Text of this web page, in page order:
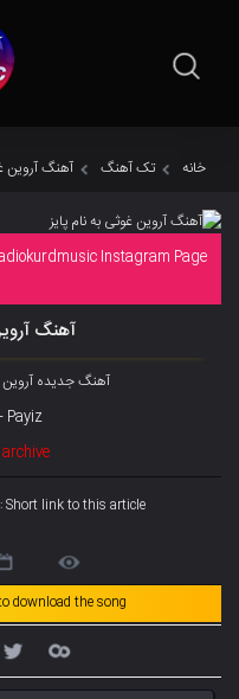
خانه تک آهنگ آهنگ آروین
Instagram Page
آهنگ
آهنگ جدیده
Payiz
Short link to this article :
download the song